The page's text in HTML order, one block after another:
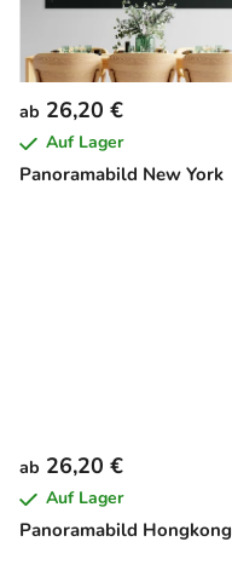
Panoramabild New York
ab 26,20 €
Auf Lager
Panoramabild Hongkong
ab 26,20 €
Auf Lager